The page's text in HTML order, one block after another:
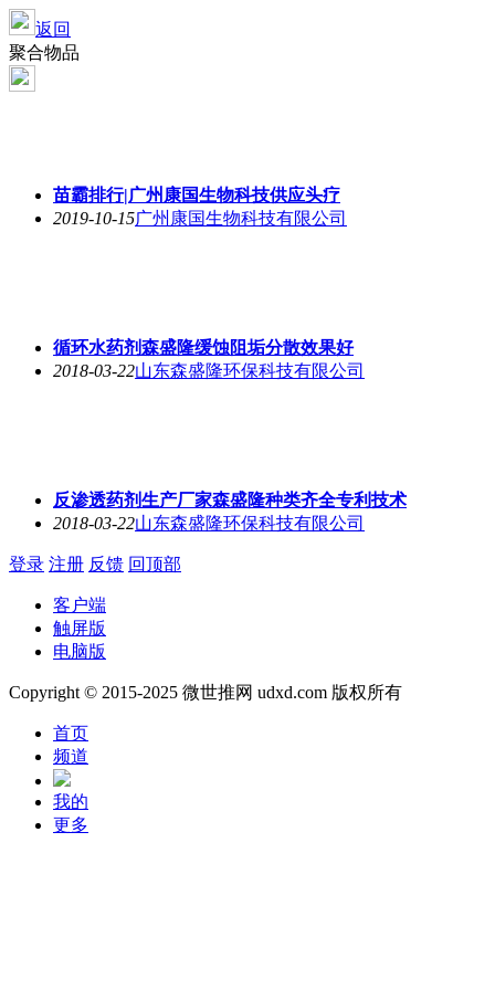
返回
聚合物品
苗霸排行|广州康国生物科技供应头疗
2019-10-15广州康国生物科技有限公司
循环水药剂森盛隆缓蚀阻垢分散效果好
2018-03-22山东森盛隆环保科技有限公司
反渗透药剂生产厂家森盛隆种类齐全专利技术
2018-03-22山东森盛隆环保科技有限公司
登录 注册 反馈 回顶部
客户端
触屏版
电脑版
Copyright © 2015-2025 微世推网 udxd.com 版权所有
首页
频道
我的
更多